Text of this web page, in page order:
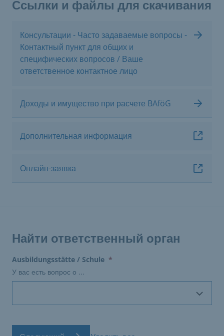
Ссылки и файлы для скачивания
Консультации - Часто задаваемые вопросы -
Контактный пункт для общих и
специфических вопросов / Ваше
ответственное контактное лицо
Доходы и имущество при расчете BAföG
Дополнительная информация
Онлайн-заявка
Найти ответственный орган
Ausbildungsstätte / Schule *
У вас есть вопрос о ...